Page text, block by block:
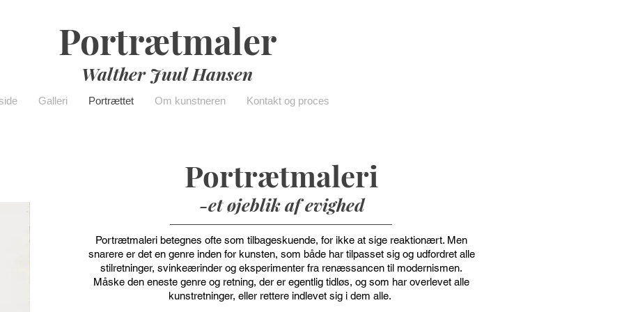
Portrætmaler
Walther Juul Hansen
Galleri Portrættet Om kunstneren Kontakt og proces
Portrætmaleri
-et øjeblik af evighed
Portrætmaleri betegnes ofte som tilbageskuende, for ikke at sige reaktionært. Men
snarere er det en genre inden for kunsten, som både har tilpasset sig og udfordret alle
stilretninger, svinkeærinder og eksperimenter fra renæssancen til modernismen.
Måske den eneste genre og retning, der er egentlig tidløs, og som har overlevet alle
kunstretninger, eller rettere indlevet sig i dem alle.